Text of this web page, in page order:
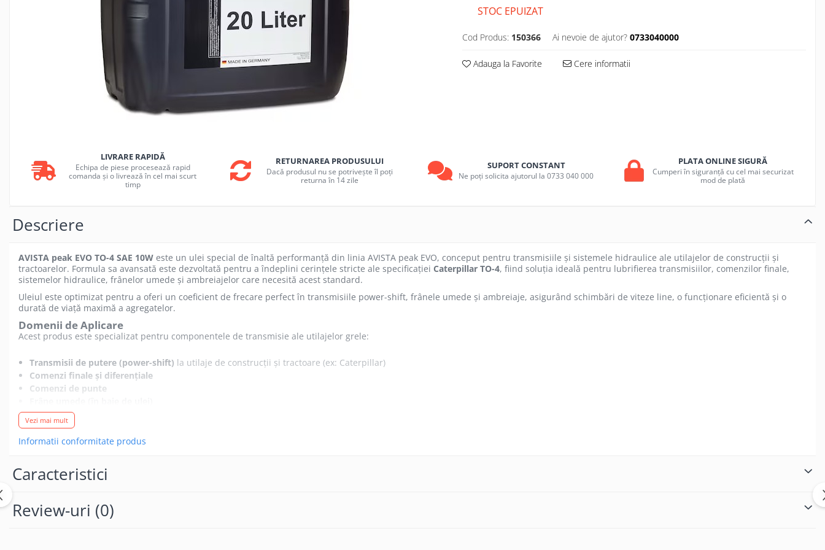
FILTRU COMBUSTIBIL JCB
IMPLEMENTE AGRICOLE
Geamuri Sunward
STOC EPUIZAT
Cod Produs: 150366 Ai nevoie de ajutor? 0733040000
Adauga la Favorite Cere informatii
LIVRARE RAPIDĂ
Echipa de piese procesează rapid
comanda și o livrează în cel mai scurt
timp
RETURNAREA PRODUSULUI
Dacă produsul nu se potrivește îl poți
returna în 14 zile
SUPORT CONSTANT
Ne poți solicita ajutorul la 0733 040 000
PLATA ONLINE SIGURĂ
Cumperi în siguranță cu cel mai securizat
mod de plată
Descriere
AVISTA peak EVO TO-4 SAE 10W este un ulei special de înaltă performanță din linia AVISTA peak EVO, conceput pentru transmisiile și sistemele hidraulice ale utilajelor de construcții și
tractoarelor. Formula sa avansată este dezvoltată pentru a îndeplini cerințele stricte ale specificației Caterpillar TO-4, fiind soluția ideală pentru lubrifierea transmisiilor, comenzilor finale,
sistemelor hidraulice, frânelor umede și ambreiajelor care necesită acest standard.
Uleiul este optimizat pentru a oferi un coeficient de frecare perfect în transmisiile power-shift, frânele umede și ambreiaje, asigurând schimbări de viteze line, o funcționare eficientă și o
durată de viață maximă a agregatelor.
Domenii de Aplicare
Acest produs este specializat pentru componentele de transmisie ale utilajelor grele:
Transmisii de putere (power-shift) la utilaje de construcții și tractoare (ex: Caterpillar)
Comenzi finale și diferențiale
Comenzi de punte
Ambreiaje și alte componente ale lanțului cinematic
Sisteme hidraulice
Caracteristici și Avantaje
Stabilitate excelentă la oxidare:
Durată de viață extinsă a componentelor:
Vezi mai mult
Informatii conformitate produs
Caracteristici
Review-uri (0)